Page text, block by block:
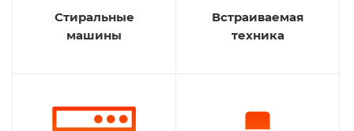
Стиральные
машины
Встраиваемая
техника